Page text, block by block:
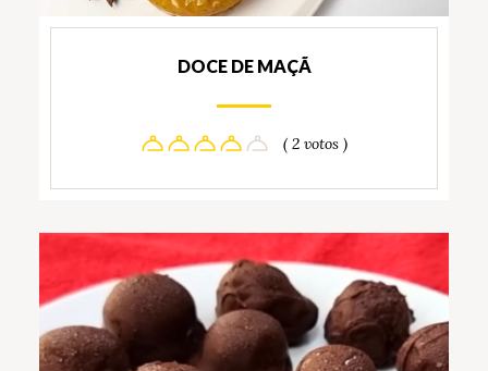
DOCE DE MAÇÃ
( 2 votos )